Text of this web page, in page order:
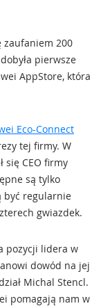
zaufaniem 200
pierwsze
AppStore, która
Eco-Connect
tej firmy. W
się CEO firmy
są tylko
być regularnie
gwiazdek.
pozycji lidera w
dowód na jej
Michal Stencl.
pomagają nam w